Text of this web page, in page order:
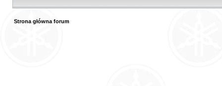
Strona główna forum